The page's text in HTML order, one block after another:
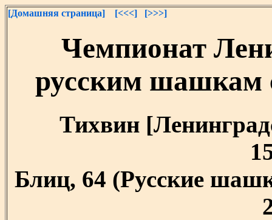
[Домашняя страница] [<<<] [>>>]
Чемпионат
русским шашкам
Тихвин
Блиц, 64 (Русские